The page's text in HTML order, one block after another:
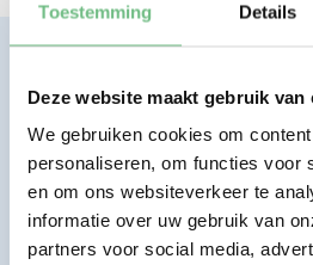
Toestemming Details
Deze website maakt gebruik van
We gebruiken cookies om
personaliseren, om functies voor
en om ons websiteverkeer te
informatie over uw gebruik van
partners voor social media,
Eenvoudig,
Bekijk lease